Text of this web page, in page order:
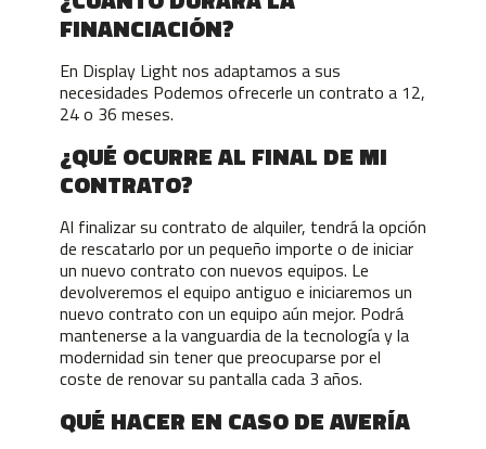
FINANCIACIÓN?
En Display Light nos adaptamos a sus
necesidades Podemos ofrecerle un contrato a 12,
24 o 36 meses.
¿QUÉ OCURRE AL FINAL DE MI
CONTRATO?
Al finalizar su contrato de alquiler, tendrá la opción
de rescatarlo por un pequeño importe o de iniciar
un nuevo contrato con nuevos equipos. Le
devolveremos el equipo antiguo e iniciaremos un
nuevo contrato con un equipo aún mejor. Podrá
mantenerse a la vanguardia de la tecnología y la
modernidad sin tener que preocuparse por el
coste de renovar su pantalla cada 3 años.
QUÉ HACER EN CASO DE AVERÍA